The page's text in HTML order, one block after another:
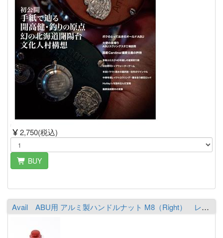
2,750(税込)
BUY
Avail ABU用 アルミ製ハンドルナット M8（Right） レッド